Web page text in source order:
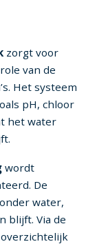
zorgt voor
van de
Het systeem
pH, chloor
het water
wordt
De
water,
blijft. Via de